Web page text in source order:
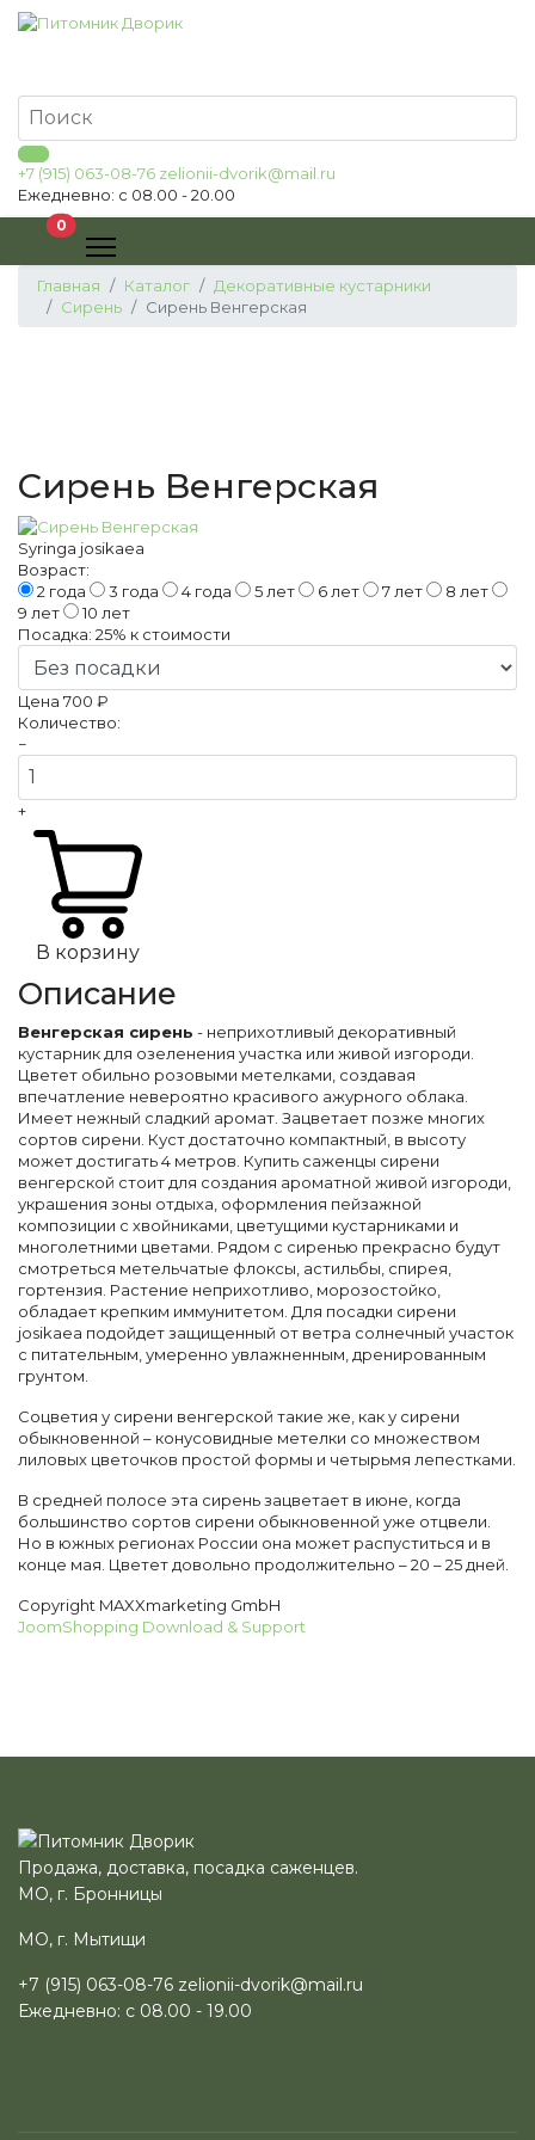
+7 (915) 063-08-76 zelionii-dvorik@mail.ru
Ежедневно: с 08.00 - 20.00
0В корзину
Главная Каталог
Декоративные кустарники
Сирень
Сирень Венгерская
Сирень Венгерская
Syringa josikaea
Возраст:
2 года
3 года 4 года 5 лет 6 лет 7 лет
8 лет
9 лет
10 лет
Посадка: 25% к стоимости
Цена 700 ₽
Количество:
−
+
В корзину
Описание
Венгерская сирень - неприхотливый декоративный
кустарник для озеленения участка или живой изгороди.
Цветет обильно розовыми метелками, создавая
впечатление невероятно красивого ажурного облака.
Имеет нежный сладкий аромат. Зацветает позже многих
сортов сирени. Куст достаточно компактный, в высоту
может достигать 4 метров. Купить саженцы сирени
венгерской стоит для создания ароматной живой изгороди,
украшения зоны отдыха, оформления пейзажной
композиции с хвойниками, цветущими кустарниками и
многолетними цветами. Рядом с сиренью прекрасно будут
смотреться метельчатые флоксы, астильбы, спирея,
гортензия. Растение неприхотливо, морозостойко,
обладает крепким иммунитетом. Для посадки сирени
josikaea подойдет защищенный от ветра солнечный участок
с питательным, умеренно увлажненным, дренированным
грунтом.
Соцветия у сирени венгерской такие же, как у сирени
обыкновенной – конусовидные метелки со множеством
лиловых цветочков простой формы и четырьмя лепестками.
В средней полосе эта сирень зацветает в июне, когда
большинство сортов сирени обыкновенной уже отцвели.
Но в южных регионах России она может распуститься и в
конце мая. Цветет довольно продолжительно – 20 – 25 дней.
Copyright MAXXmarketing GmbH
JoomShopping Download & Support
Продажа, доставка, посадка саженцев.
МО, г. Бронницы
МО, г. Мытищи
+7 (915) 063-08-76 zelionii-dvorik@mail.ru
Ежедневно: с 08.00 - 19.00